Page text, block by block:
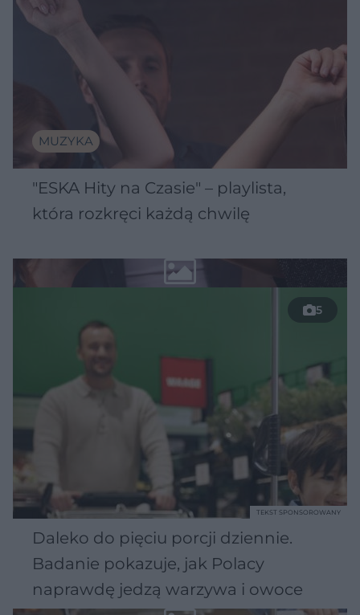
MUZYKA
"ESKA Hity na Czasie" – playlista,
która rozkręci każdą chwilę
5
Daleko do pięciu porcji dziennie.
Badanie pokazuje, jak Polacy
naprawdę jedzą warzywa i owoce
TEKST SPONSOROWANY